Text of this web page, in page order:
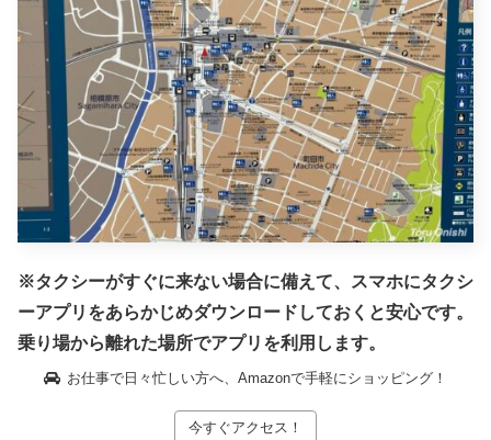
※タクシーがすぐに来ない場合に備えて、スマホにタクシ
ーアプリをあらかじめダウンロードしておくと安心です。
乗り場から離れた場所でアプリを利用します。
お仕事で日々忙しい方へ、Amazonで手軽にショッピング！
今すぐアクセス！